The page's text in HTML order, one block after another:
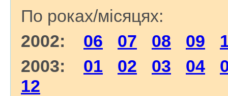
По роках/місяцях:
2002: 06 07 08 09
2003: 01 02 03 04
12